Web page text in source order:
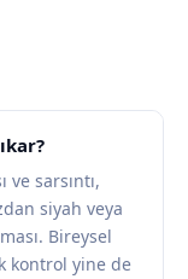
ve sarsıntı,
siyah veya
Bireysel
kontrol yine de